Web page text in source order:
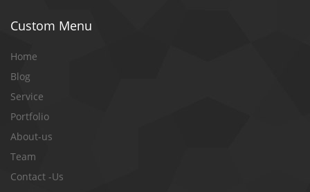
Custom Menu
Home
Blog
Service
Portfolio
About-us
Team
Contact -Us